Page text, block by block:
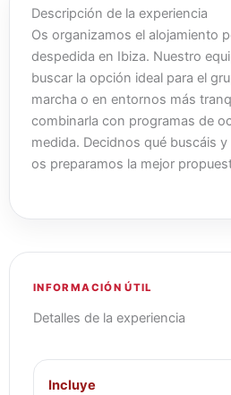
Descripción de la experiencia
Os organizamos el alojamiento
despedida en Ibiza. Nuestro
buscar la opción ideal para el
marcha o en entornos más
combinarla con programas de
medida. Decidnos qué buscáis
os preparamos la mejor
INFORMACIÓN ÚTIL
Detalles de la experiencia
Incluye